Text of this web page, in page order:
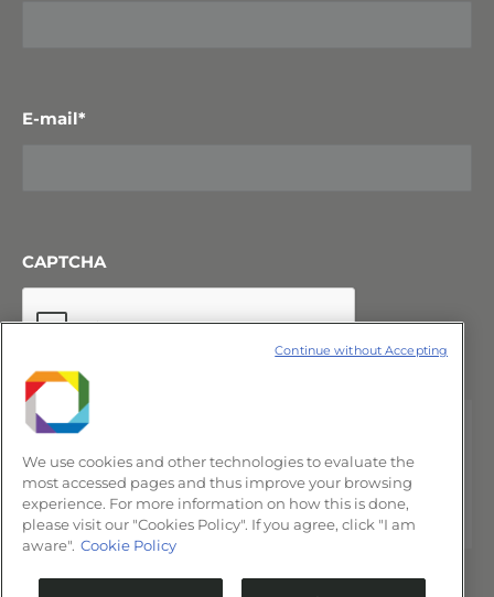
E-mail*
CAPTCHA
We use cookies and other technologies to evaluate the
most accessed pages and thus improve your browsing
experience. For more information on how this is done,
please visit our "Cookies Policy". If you agree, click "I am
aware". Cookie Policy
Continue without Accepting